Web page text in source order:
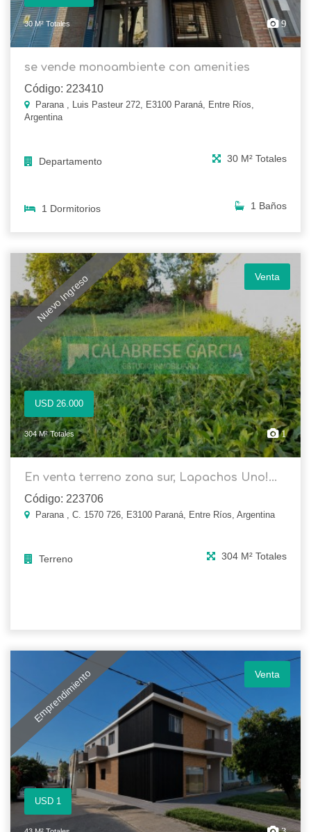
30 M² Totales 9
se vende monoambiente con amenities
Código: 223410
Parana , Luis Pasteur 272, E3100 Paraná, Entre Ríos,
Argentina
Departamento 30 M² Totales
1 Dormitorios 1 Baños
Nuevo Ingreso Venta
USD 26.000
304 M² Totales 1
En venta terreno zona sur, Lapachos Uno!...
Código: 223706
Parana , C. 1570 726, E3100 Paraná, Entre Ríos, Argentina
Terreno 304 M² Totales
Emprendimiento Venta
USD 1